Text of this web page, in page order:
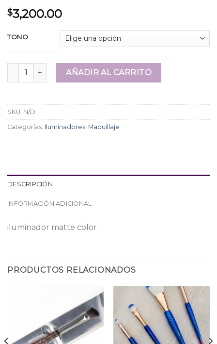
$3,200.00
TONO
Iluminador en barra MocAllure cantidad
AÑADIR AL CARRITO
SKU: N/D
Categorías: Iluminadores Maquillaje
DESCRIPCIÓN
INFORMACIÓN ADICIONAL
iluminador matte color
PRODUCTOS RELACIONADOS